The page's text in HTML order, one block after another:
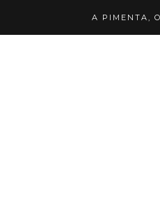
A PIMENTA,